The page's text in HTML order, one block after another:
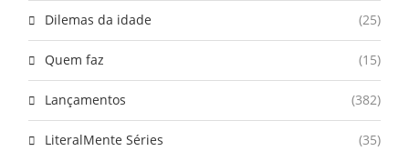
Dilemas da idade (25)
Quem faz (15)
Lançamentos (382)
LiteralMente Séries (35)